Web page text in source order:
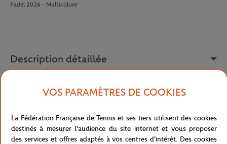
Padel 2026 - Multicolore
Description détaillée
Ce t-shirt Roland-Garros marine pour homme arbore le logo de
Roland Garros en grand format et avec un dégradé de couleur
courtes et le col rond offrent une coupe classique et confortable
qui conviendra à toutes les morphologies.
VOS PARAMÈTRES DE COOKIES
La Fédération Française de Tennis et ses tiers utilisent des cookies
destinés à mesurer l'audience du site internet et vous proposer
des services et offres adaptés à vos centres d'intérêt. Des cookies